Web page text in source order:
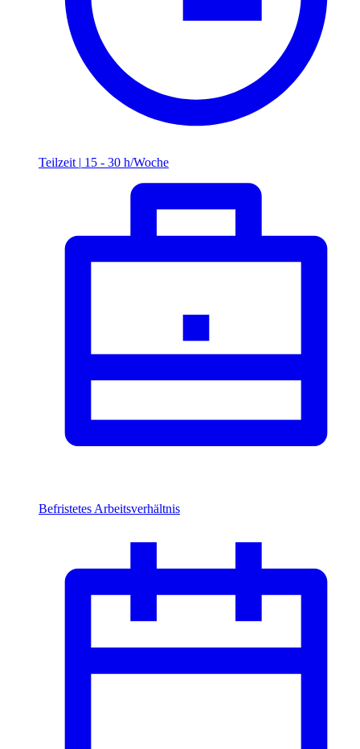
Teilzeit | 15 - 30 h/Woche
Befristetes Arbeitsverhältnis